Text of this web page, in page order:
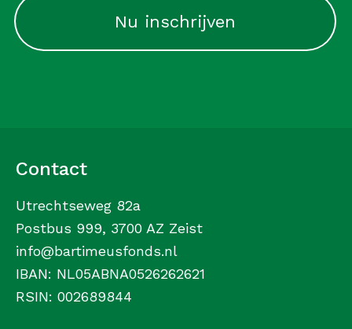
Contact
Utrechtseweg 82a
Postbus 999, 3700 AZ Zeist
info@bartimeusfonds.nl
IBAN: NL05ABNA0526262621
RSIN: 002689844